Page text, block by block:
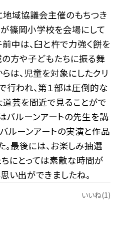
地域協議会主催のもちつき
が篠岡小学校を会場にして
中は、臼と杵で力強く餅を
の方や子どもたちに振る舞
は、児童を対象にしたクリ
行われ、第１部は圧倒的な
道芸を間近で見ることがで
バルーンアートの先生を講
ルーンアートの実演と作品
最後には、お楽しみ抽選
にとっては素敵な時間が
い出ができましたね。
いいね(1)